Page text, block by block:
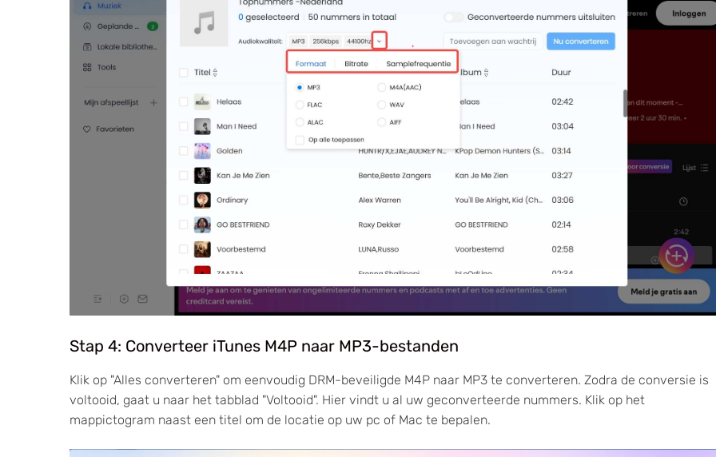
Stap 4: Converteer iTunes M4P naar MP3-bestanden
Klik op "Alles converteren" om eenvoudig DRM-beveiligde M4P naar MP3 te converteren. Zodra de conversie is
voltooid, gaat u naar het tabblad "Voltooid". Hier vindt u al uw geconverteerde nummers. Klik op het
mappictogram naast een titel om de locatie op uw pc of Mac te bepalen.